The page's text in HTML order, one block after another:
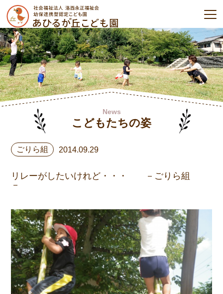
News
こどもたちの姿
ごりら組 2014.09.29
リレーがしたいけれど・・・ －ごりら組
－